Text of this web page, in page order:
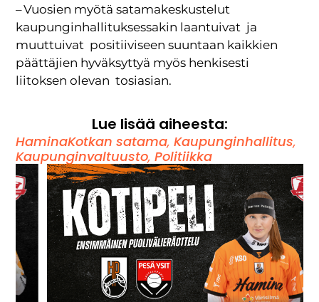
– Vuosien myötä satamakeskustelut
kaupunginhallituksessakin laantuivat ja
muuttuivat positiiviseen suuntaan kaikkien
päättäjien hyväksyttyä myös henkisesti
liitoksen olevan tosiasian.
Lue lisää aiheesta:
HaminaKotkan satama,Kaupunginhallitus,
Kaupunginvaltuusto,Politiikka